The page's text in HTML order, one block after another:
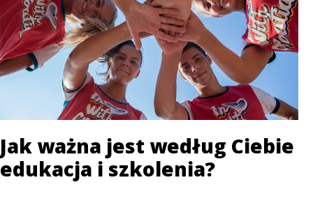
Jak ważna jest według Ciebie
edukacja i szkolenia?